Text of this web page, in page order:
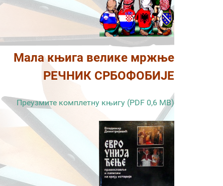
Мала књига велике мржње
РЕЧНИК СРБОФОБИЈЕ
Преузмите комплетну књигу (PDF 0,6 MB)